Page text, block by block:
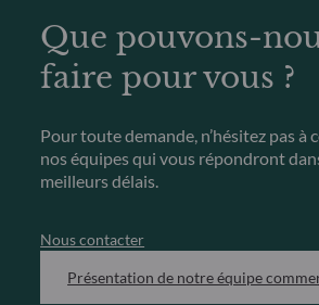
Que pouvons-
faire pour vous ?
Pour toute demande, n’hésitez pas à
nos équipes qui vous répondront
meilleurs délais.
Nous contacter
Présentation de notre équipe